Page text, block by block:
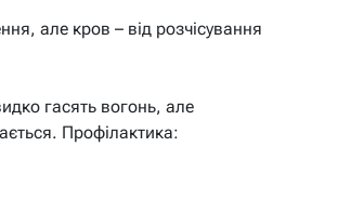
але кров – від розчісування
гасять вогонь, але
Профілактика: